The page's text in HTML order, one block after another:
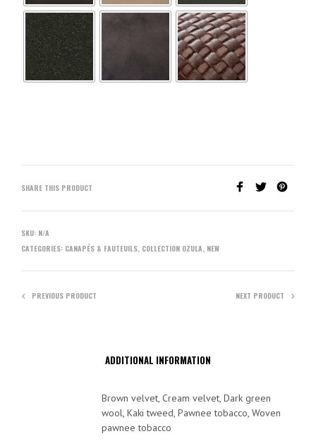
SHARE THIS PRODUCT
SKU: N/A
CATEGORIES: CANAPÉS & FAUTEUILS, COLLECTION OZULA, NEW
PREVIOUS PRODUCT NEXT PRODUCT
ADDITIONAL INFORMATION
Brown velvet, Cream velvet, Dark green
wool, Kaki tweed, Pawnee tobacco, Woven
pawnee tobacco